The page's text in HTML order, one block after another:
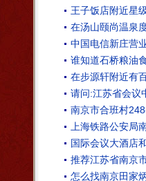
王子饭店附近星
在汤山颐尚温泉
中国电信新庄营
谁知道石桥粮油
在步源轩附近有
请问:江苏省会议
南京市合班村
上海铁路公安局
国际会议大酒店
推荐江苏省南京
怎么找南京田家